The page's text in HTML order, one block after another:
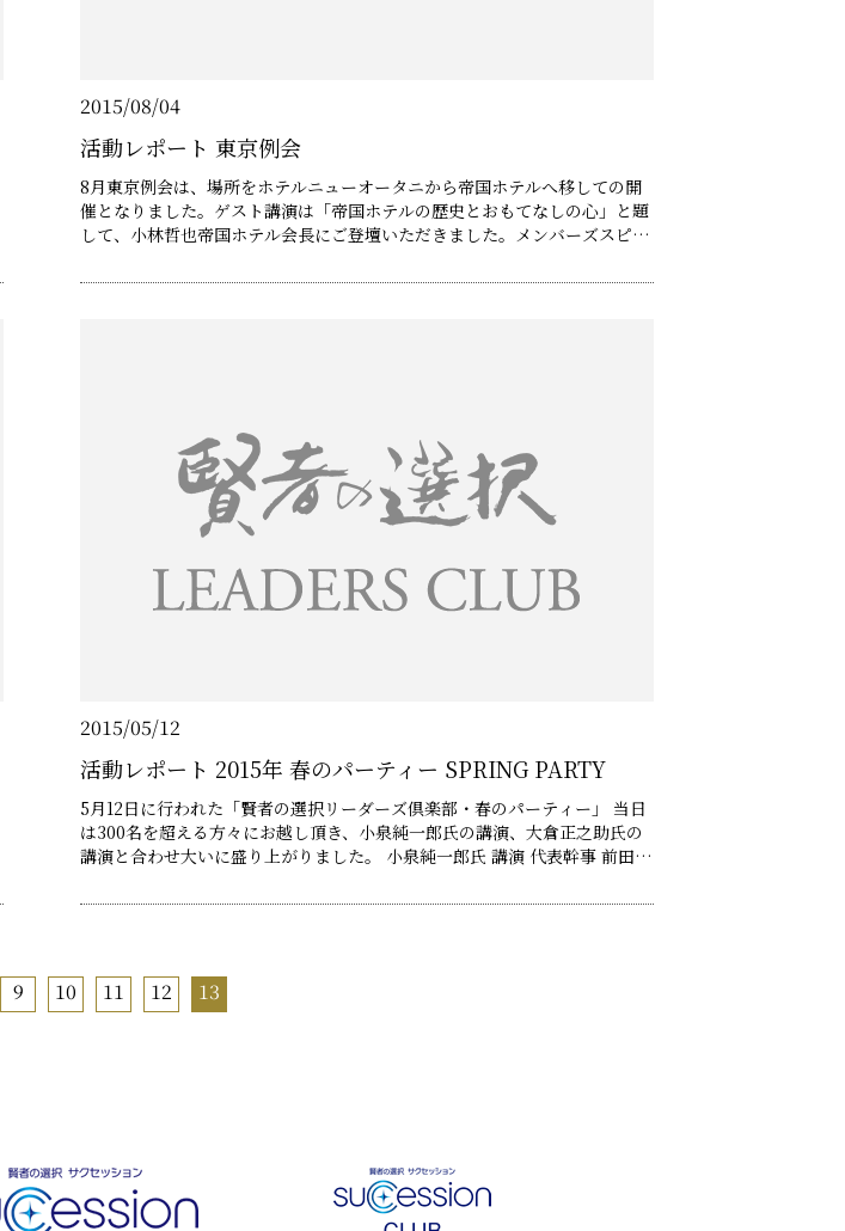
2015/08/04
活動レポート 東京例会
8月東京例会は、場所をホテルニューオータニから帝国ホテルへ移しての開
催となりました。ゲスト講演は「帝国ホテルの歴史とおもてなしの心」と題
して、小林哲也帝国ホテル会長にご登壇いただきました。メンバーズスピー
「企業を強くする経営戦略の作り方とは」というタイトルで歯切れのよいス
2015/05/12
活動レポート 2015年 春のパーティー SPRING PARTY
5月12日に行われた「賢者の選択リーダーズ倶楽部・春のパーティー」 当日
は300名を超える方々にお越し頂き、小泉純一郎氏の講演、大倉正之助氏の
講演と合わせ大いに盛り上がりました。 小泉純一郎氏 講演 代表幹事 前田高
の選択リーダーズ倶楽部の発足を記念し、元内閣総理大臣の小泉純一郎氏に
9 10 11 12 13